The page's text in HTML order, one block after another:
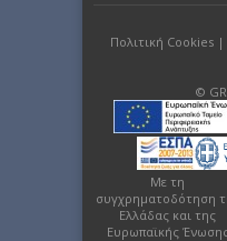
Πολιτική Cookies|
©
Με τη
συγχρηματοδότηση
Ελλάδας και της
Ευρωπαϊκής